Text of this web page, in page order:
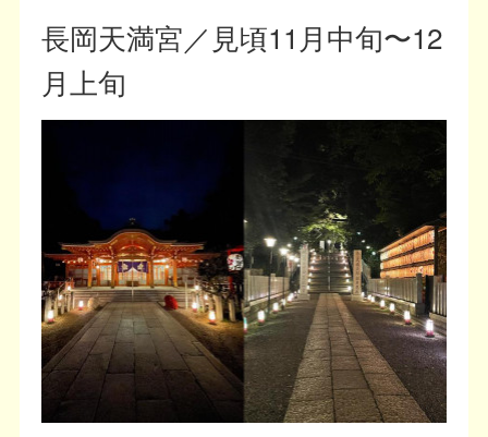
長岡天満宮／見頃11月中旬〜12
月上旬